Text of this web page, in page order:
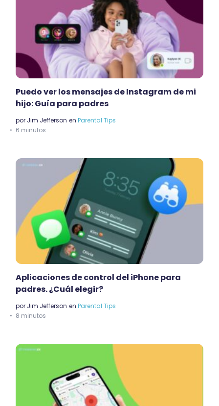
Puedo ver los mensajes de Instagram de mi
hijo: Guía para padres
por Jim Jefferson en Parental Tips
6 minutos
Aplicaciones de control del iPhone para
padres. ¿Cuál elegir?
por Jim Jefferson en Parental Tips
8 minutos